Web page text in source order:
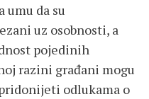
da su
uz osobnosti, a
pojedinih
razini građani mogu
odlukama o